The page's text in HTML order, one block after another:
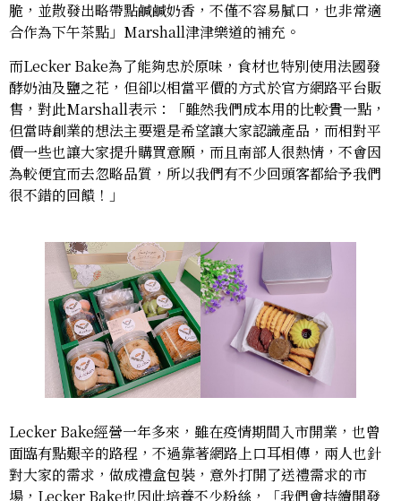
脆，並散發出略帶點鹹鹹奶香，不僅不容易膩口，也非常適
合作為下午茶點」Marshall津津樂道的補充。
而Lecker Bake為了能夠忠於原味，食材也特別使用法國發
酵奶油及鹽之花，但卻以相當平價的方式於官方網路平台販
售，對此Marshall表示：「雖然我們成本用的比較貴一點，
但當時創業的想法主要還是希望讓大家認識產品，而相對平
價一些也讓大家提升購買意願，而且南部人很熱情，不會因
為較便宜而去忽略品質，所以我們有不少回頭客都給予我們
很不錯的回饋！」
Lecker Bake經營一年多來，雖在疫情期間入市開業，也曾
面臨有點艱辛的路程，不過靠著網路上口耳相傳，兩人也針
對大家的需求，做成禮盒包裝，意外打開了送禮需求的市
場，Lecker Bake也因此培養不少粉絲，「我們會持續開發